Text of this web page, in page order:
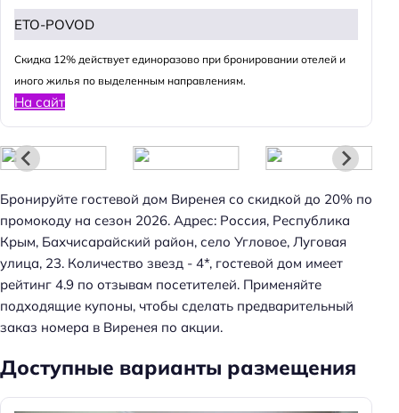
ETO-POVOD
Cкидка 12% действует единоразово при бронировании отелей и
иного жилья по выделенным направлениям.
На сайт
Бронируйте гостевой дом Виренея со скидкой до 20% по
промокоду на сезон 2026. Адрес: Россия, Республика
Крым, Бахчисарайский район, село Угловое, Луговая
улица, 23. Количество звезд - 4*, гостевой дом имеет
рейтинг 4.9 по отзывам посетителей. Применяйте
подходящие купоны, чтобы сделать предварительный
заказ номера в Виренея по акции.
Доступные варианты размещения